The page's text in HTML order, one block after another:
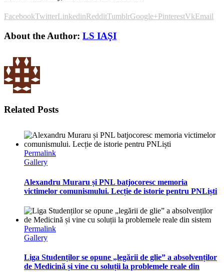
FacebookTwitterLinkedinRedditTumblrGoogle+PinterestVkEmail
About the Author: LS IAŞI
Related Posts
Permalink
Gallery
Alexandru Muraru și PNL batjocoresc memoria
victimelor comunismului. Lecție de istorie pentru PNLiști
Permalink
Gallery
Liga Studenților se opune „legării de glie” a absolvenților
de Medicină și vine cu soluții la problemele reale din